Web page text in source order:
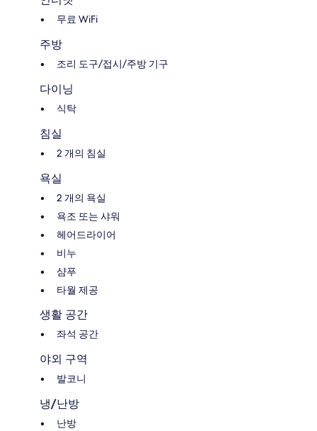
무료 WiFi
주방
조리 도구/접시/주방 기구
다이닝
식탁
침실
2 개의 침실
욕실
2 개의 욕실
욕조 또는 샤워
헤어드라이어
비누
샴푸
타월 제공
생활 공간
좌석 공간
야외 구역
발코니
냉/난방
난방